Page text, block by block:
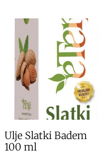
Ulje Slatki Badem
100 ml